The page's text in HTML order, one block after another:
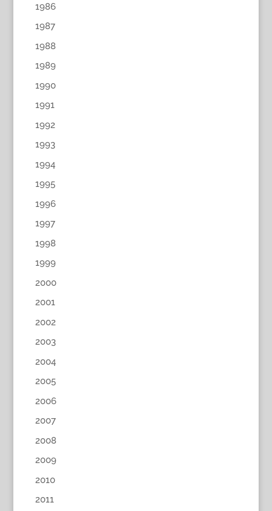
1986
1987
1988
1989
1990
1991
1992
1993
1994
1995
1996
1997
1998
1999
2000
2001
2002
2003
2004
2005
2006
2007
2008
2009
2010
2011